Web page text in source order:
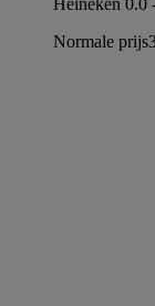
Normale prijs